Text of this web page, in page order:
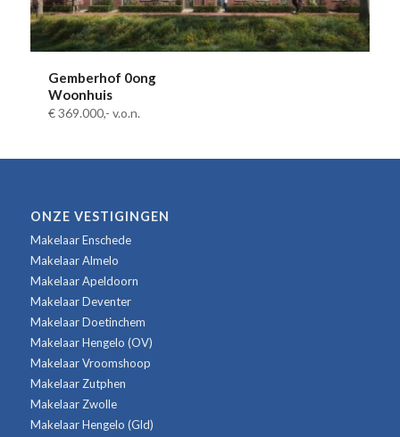
Gemberhof 0ong
Woonhuis
€ 369.000,- v.o.n.
ONZE VESTIGINGEN
Makelaar Enschede
Makelaar Almelo
Makelaar Apeldoorn
Makelaar Deventer
Makelaar Doetinchem
Makelaar Hengelo (OV)
Makelaar Vroomshoop
Makelaar Zutphen
Makelaar Zwolle
Makelaar Hengelo (Gld)